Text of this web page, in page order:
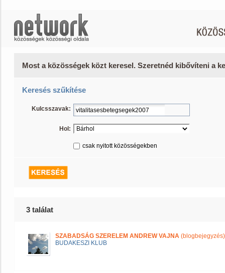
Most a közösségek közt keresel. Szeretnéd kibővíteni a
Keresés szűkítése
Kulcsszavak:
Hol:
csak nyitott közösségekben
3 találat
SZABADSÁG SZERELEM ANDREW VAJNA (blogbejegyzés)
BUDAKESZI KLUB